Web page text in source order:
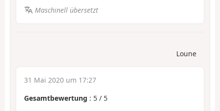
Maschinell übersetzt
Loune
31 Mai 2020 um 17:27
Gesamtbewertung : 5 / 5